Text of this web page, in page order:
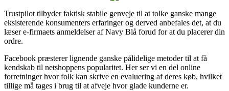
Trustpilot tilbyder faktisk stabile genveje til at tolke ganske mange
eksisterende konsumenters erfaringer og derved anbefales det, at du
læser e-firmaets anmeldelser af Navy Blå forud for at du placerer din
ordre.
Facebook præsterer lignende ganske pålidelige metoder til at få
kendskab til netshoppens popularitet. Her ser vi en del online
forretninger hvor folk kan skrive en evaluering af deres køb, hvilket
tillige må tages i brug til at afveje hvor glade kunderne er.